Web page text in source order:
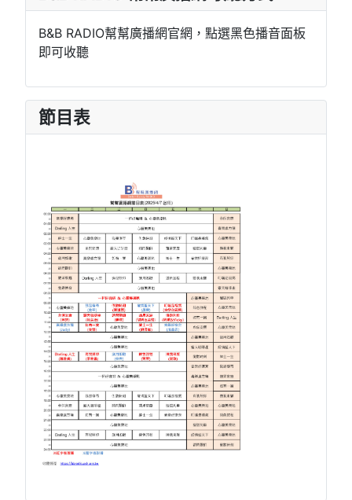
B&B RADIO幫幫廣播網官網，點選黑色播音面板
即可收聽
節目表